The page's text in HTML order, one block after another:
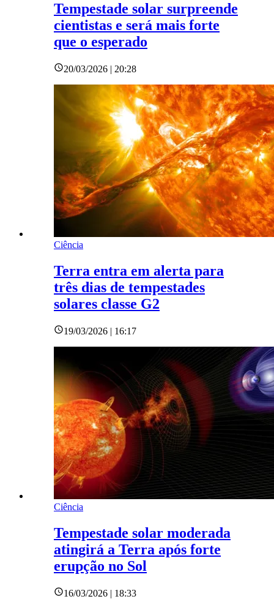
Tempestade solar surpreende
cientistas e será mais forte
que o esperado
20/03/2026 | 20:28
Ciência
Terra entra em alerta para
três dias de tempestades
solares classe G2
19/03/2026 | 16:17
Ciência
Tempestade solar moderada
atingirá a Terra após forte
erupção no Sol
16/03/2026 | 18:33